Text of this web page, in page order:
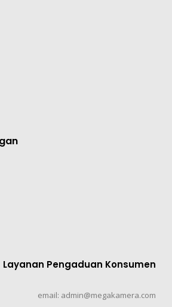
Layanan Pengaduan Konsumen
email: admin@megakamera.com